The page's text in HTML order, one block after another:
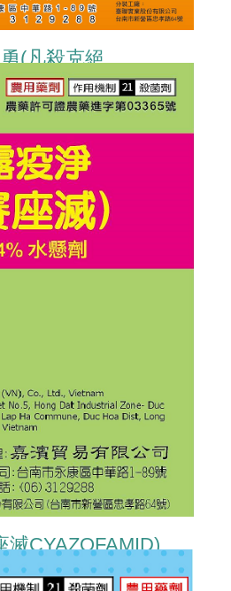
(凡殺克絕
滅CYAZOFAMID)